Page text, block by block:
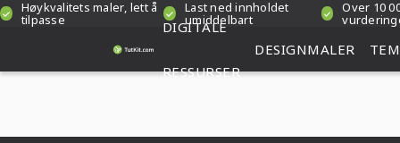
Høykvalitets maler, lett å
tilpasse
Last ned innholdet
umiddelbart
Over 10
DIGITALE
RESSURSER
DESIGNMALER